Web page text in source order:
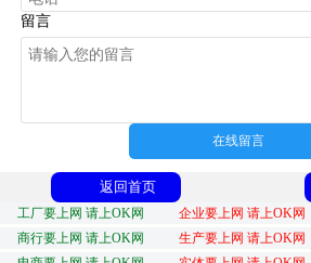
留言
在线留言
返回首页
工厂要上网 请上OK网 企业要上网 请上OK网
商行要上网 请上OK网
生产要上网 请上OK网